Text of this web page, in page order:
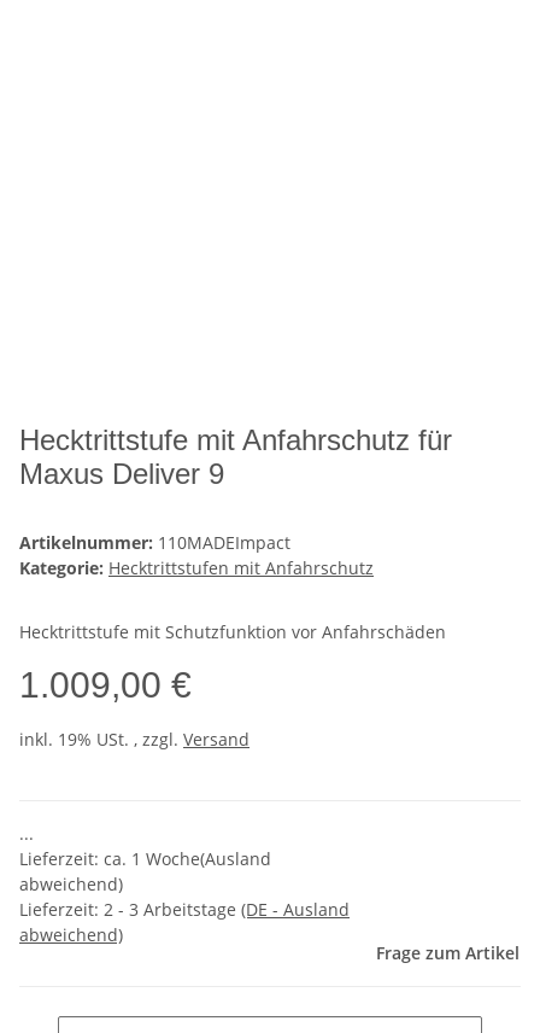
Hecktrittstufe mit Anfahrschutz für
Maxus Deliver 9
Artikelnummer: 110MADEImpact
Kategorie: Hecktrittstufen mit Anfahrschutz
Hecktrittstufe mit Schutzfunktion vor Anfahrschäden
1.009,00 €
inkl. 19% USt. , zzgl. Versand
...
Lieferzeit: ca. 1 Woche(Ausland
abweichend)
Lieferzeit: 2 - 3 Arbeitstage (DE - Ausland
abweichend)
Frage zum Artikel